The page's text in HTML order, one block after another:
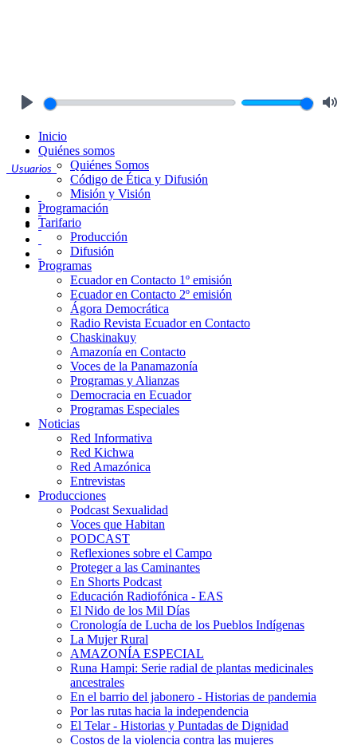
Usuarios
Inicio
Quiénes somos
Quiénes Somos
Código de Ética y Difusión
Misión y Visión
Programación
Tarifario
Producción
Difusión
Programas
Ecuador en Contacto 1º emisión
Ecuador en Contacto 2º emisión
Ágora Democrática
Radio Revista Ecuador en Contacto
Chaskinakuy
Amazonía en Contacto
Voces de la Panamazonía
Programas y Alianzas
Democracia en Ecuador
Programas Especiales
Noticias
Red Informativa
Red Kichwa
Red Amazónica
Entrevistas
Producciones
Podcast Sexualidad
Voces que Habitan
PODCAST
Reflexiones sobre el Campo
Proteger a las Caminantes
En Shorts Podcast
Educación Radiofónica - EAS
El Nido de los Mil Días
Cronología de Lucha de los Pueblos Indígenas
La Mujer Rural
AMAZONÍA ESPECIAL
Runa Hampi: Serie radial de plantas medicinales
ancestrales
En el barrio del jabonero - Historias de pandemia
Por las rutas hacia la independencia
El Telar - Historias y Puntadas de Dignidad
Costos de la violencia contra las mujeres